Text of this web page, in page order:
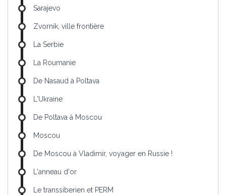
Sarajevo
Zvornik, ville frontière
La Serbie
La Roumanie
De Nasaud à Poltava
L'Ukraine
De Poltava à Moscou
Moscou
De Moscou à Vladimir, voyager en Russie !
L'anneau d'or
Le transsiberien et PERM